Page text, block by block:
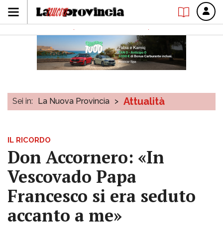
Sei in: La Nuova Provincia > Attualità
IL RICORDO
Don Accornero: «In
Vescovado Papa
Francesco si era seduto
accanto a me»